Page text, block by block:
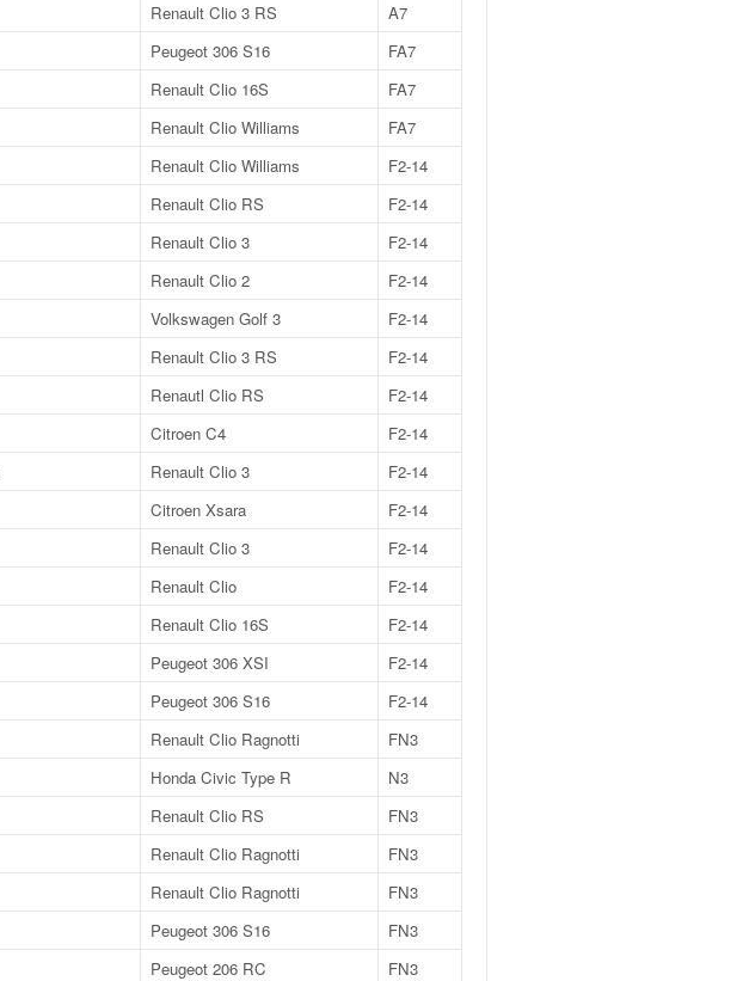
Renault Clio 3 RS
A7
Peugeot 306 S16
FA7
Renault Clio 16S
FA7
Renault Clio Williams
FA7
Renault Clio Williams
F2-14
Renault Clio RS
F2-14
Renault Clio 3
F2-14
Renault Clio 2
F2-14
Volkswagen Golf 3
F2-14
Renault Clio 3 RS
F2-14
Renautl Clio RS
F2-14
Citroen C4
F2-14
Renault Clio 3
F2-14
Citroen Xsara
F2-14
Renault Clio 3
F2-14
Renault Clio
F2-14
Renault Clio 16S
F2-14
Peugeot 306 XSI
F2-14
Peugeot 306 S16
F2-14
Renault Clio Ragnotti
FN3
Honda Civic Type R
N3
Renault Clio RS
FN3
Renault Clio Ragnotti
FN3
Renault Clio Ragnotti
FN3
Peugeot 306 S16
FN3
Peugeot 206 RC
FN3